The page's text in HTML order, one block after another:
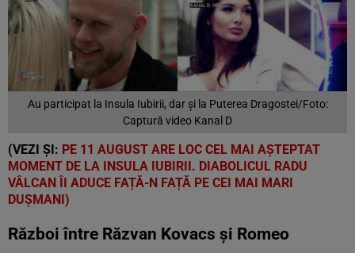
Au participat la Insula Iubirii, dar și la Puterea Dragostei/Foto:
Captură video Kanal D
(VEZI ȘI: PE 11 AUGUST ARE LOC CEL MAI AȘTEPTAT
MOMENT DE LA INSULA IUBIRII. DIABOLICUL RADU
VÂLCAN ÎI ADUCE FAȚĂ-N FAȚĂ PE CEI MAI MARI
DUȘMANI)
Război între Răzvan Kovacs și Romeo